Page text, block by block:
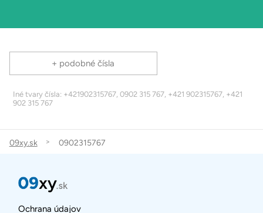
+ podobné čísla
Iné tvary čísla: +421902315767, 0902 315 767, +421 902315767, +421
902 315 767
09xy.sk 0902315767
Ochrana údajov